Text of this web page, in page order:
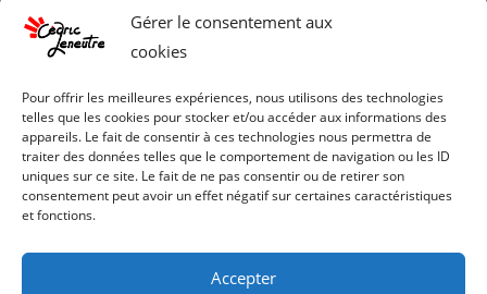
Gérer le consentement aux
cookies
Pour offrir les meilleures expériences, nous utilisons des technologies
telles que les cookies pour stocker et/ou accéder aux informations des
appareils. Le fait de consentir à ces technologies nous permettra de
traiter des données telles que le comportement de navigation ou les ID
uniques sur ce site. Le fait de ne pas consentir ou de retirer son
consentement peut avoir un effet négatif sur certaines caractéristiques
et fonctions.
Accepter
CE SITE EST SOUTENUS PAR :
AGENCE WEB OdD